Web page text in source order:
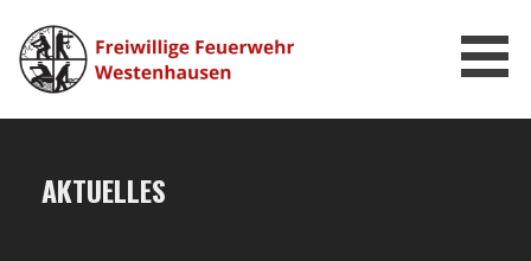
Inhalt
springen
AKTUELLES